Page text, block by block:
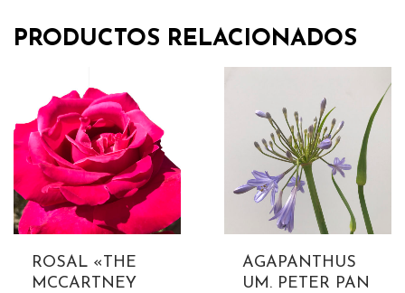
PRODUCTOS RELACIONADOS
ROSAL «THE
MCCARTNEY
AGAPANTHUS
UM. PETER PAN